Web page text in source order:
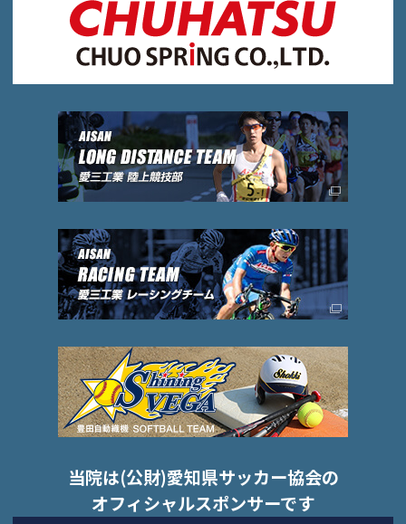
当院は(公財)愛知県サッカー協会の
オフィシャルスポンサーです